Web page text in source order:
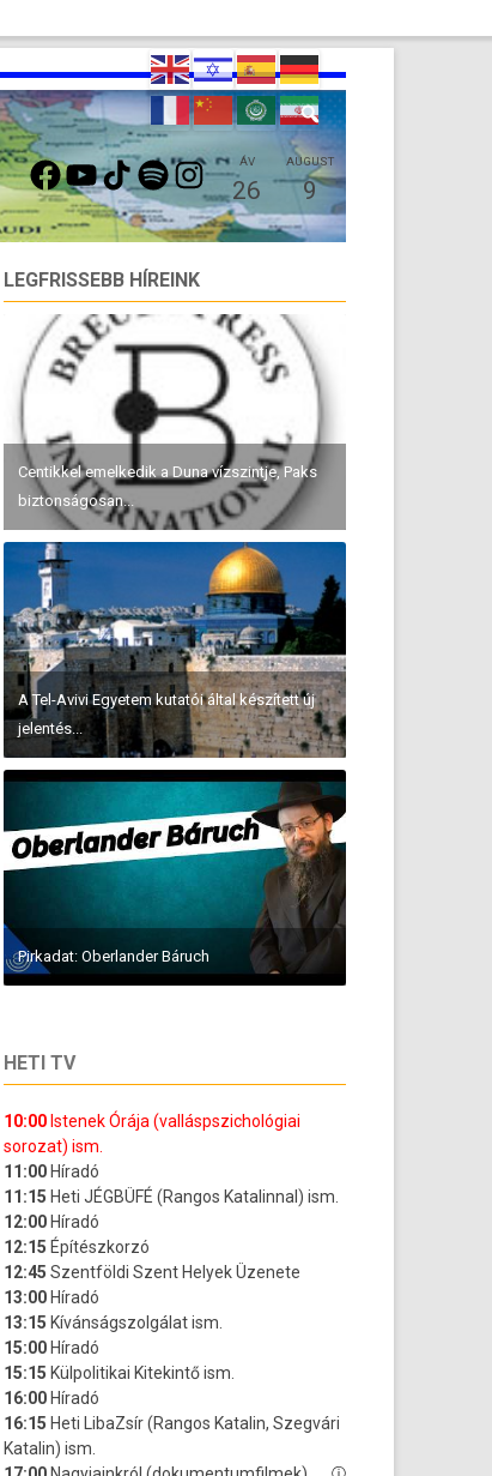
FACEBOOKYOUTUBETIKTOKSPOTIFYINSTAGRAMÁV
26
AUGUST
9
LEGFRISSEBB HÍREINK
Centikkel emelkedik a Duna vízszintje, Paks
biztonságosan...
A Tel-Avivi Egyetem kutatói által készített új
jelentés...
Pirkadat: Oberlander Báruch
HETI TV